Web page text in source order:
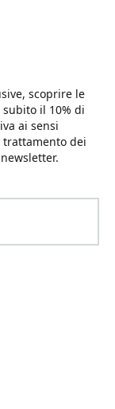
scoprire le
il 10% di
ai sensi
trattamento dei